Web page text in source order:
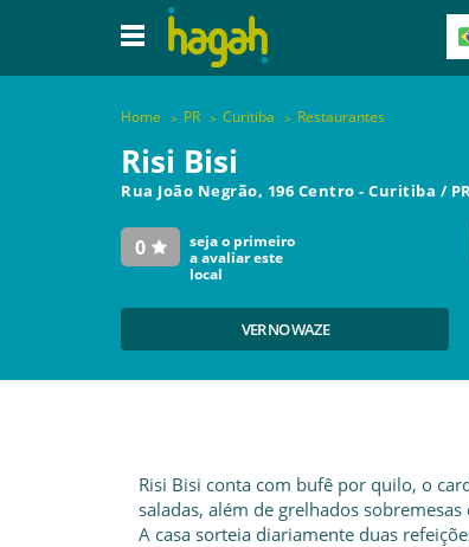
Home PR Curitiba Restaurantes
Risi Bisi
Rua João Negrão, 196 Centro - Curitiba /
0
seja o primeiro
a avaliar este
local
VER NO WAZE
Risi Bisi conta com bufê por quilo, o
saladas, além de grelhados
A casa sorteia diariamente duas